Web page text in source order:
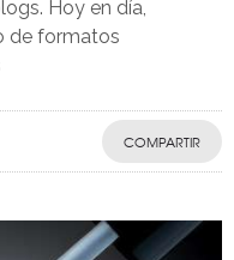
Hoy en día,
de formatos
COMPARTIR